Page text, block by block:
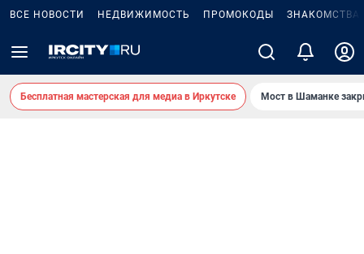
ВСЕ НОВОСТИ НЕДВИЖИМОСТЬ ПРОМОКОДЫ ЗНАКОМСТВА
Бесплатная мастерская для медиа в Иркутске Мост в Шаманке